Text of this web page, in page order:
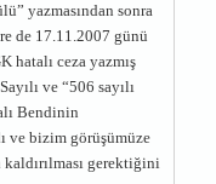
yazmasından sonra
de 17.11.2007 günü
hatalı ceza yazmış
ve “506 sayılı
Bendinin
ve bizim görüşümüze
gerektiğini